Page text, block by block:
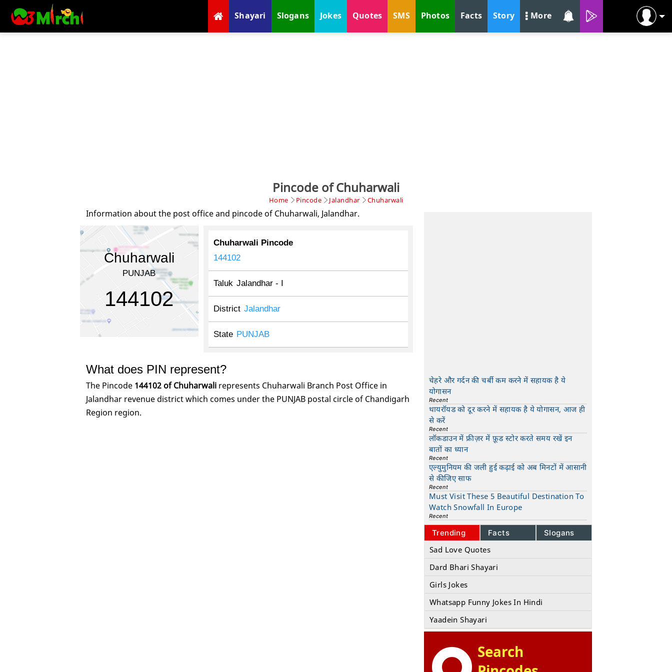
Shayari Slogans Jokes Quotes SMS Photos Facts Story More
Pincode of Chuharwali
Home Pincode Jalandhar Chuharwali
Information about the post office and pincode of Chuharwali, Jalandhar.
Chuharwali
PUNJAB
144102
Chuharwali Pincode
144102
Taluk Jalandhar - I
District Jalandhar
State PUNJAB
What does PIN represent?
The Pincode 144102 of Chuharwali represents Chuharwali Branch Post Office in
Jalandhar revenue district which comes under the PUNJAB postal circle of Chandigarh
Region region.
चेहरे और गर्दन की चर्बी कम करने में सहायक है ये
योगासन
Recent
थायरॉयड को दूर करने में सहायक है ये योगासन, आज ही
से करें
Recent
लॉकडाउन में फ्रीज़र में फ़ूड स्टोर करते समय रखें इन
बातों का ध्यान
Recent
एल्युमुनियम की जली हुई कढ़ाई को अब मिनटों में आसानी
से कीजिए साफ
Recent
Must Visit These 5 Beautiful Destination To
Watch Snowfall In Europe
Recent
Trending Facts Slogans
Sad Love Quotes
Dard Bhari Shayari
Girls Jokes
Whatsapp Funny Jokes In Hindi
Yaadein Shayari
Search